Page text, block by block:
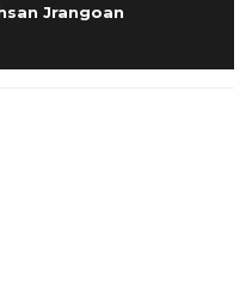
Jrangoan